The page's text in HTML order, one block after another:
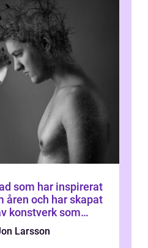
som har inspirerat
åren och har skapat
konstverk som
Larsson